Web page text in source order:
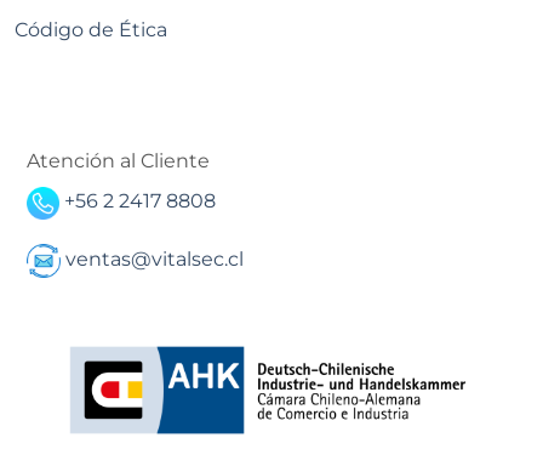
Código de Ética
Atención al Cliente
+56 2 2417 8808
ventas@vitalsec.cl